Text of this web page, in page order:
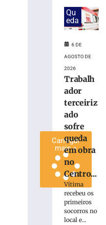
patrimônio
cultural
Brusque
Carregar
mais »
Qu
eda
6 DE
AGOSTO DE
2026
Trabalh
ador
terceiriz
ado
sofre
queda
em obra
no
Centro...
Vítima
recebeu os
primeiros
socorros no
local e...